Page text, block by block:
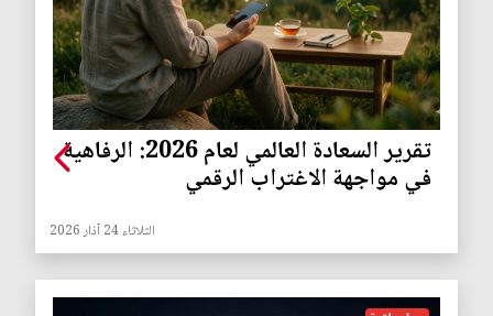
تقرير السعادة العالمي لعام 2026: الرفاهية
في مواجهة الاغتراب الرقمي
الثلاثاء 24 آذار 2026